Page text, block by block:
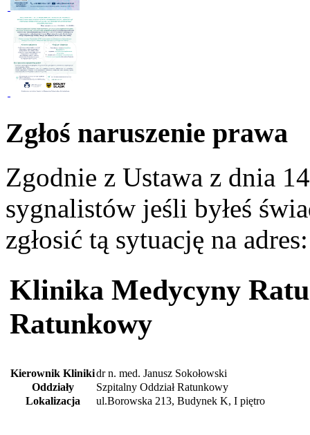
Zgłoś naruszenie prawa
Zgodnie z Ustawa z dnia
sygnalistów jeśli byłeś
zgłosić tą sytuację na
Klinika Medycyny
Ratunkowy
Kierownik Klinikidr n. med. Janusz Sokołowski
Oddziały
Szpitalny Oddział Ratunkowy
Lokalizacja
ul.Borowska 213, Budynek K, I piętro